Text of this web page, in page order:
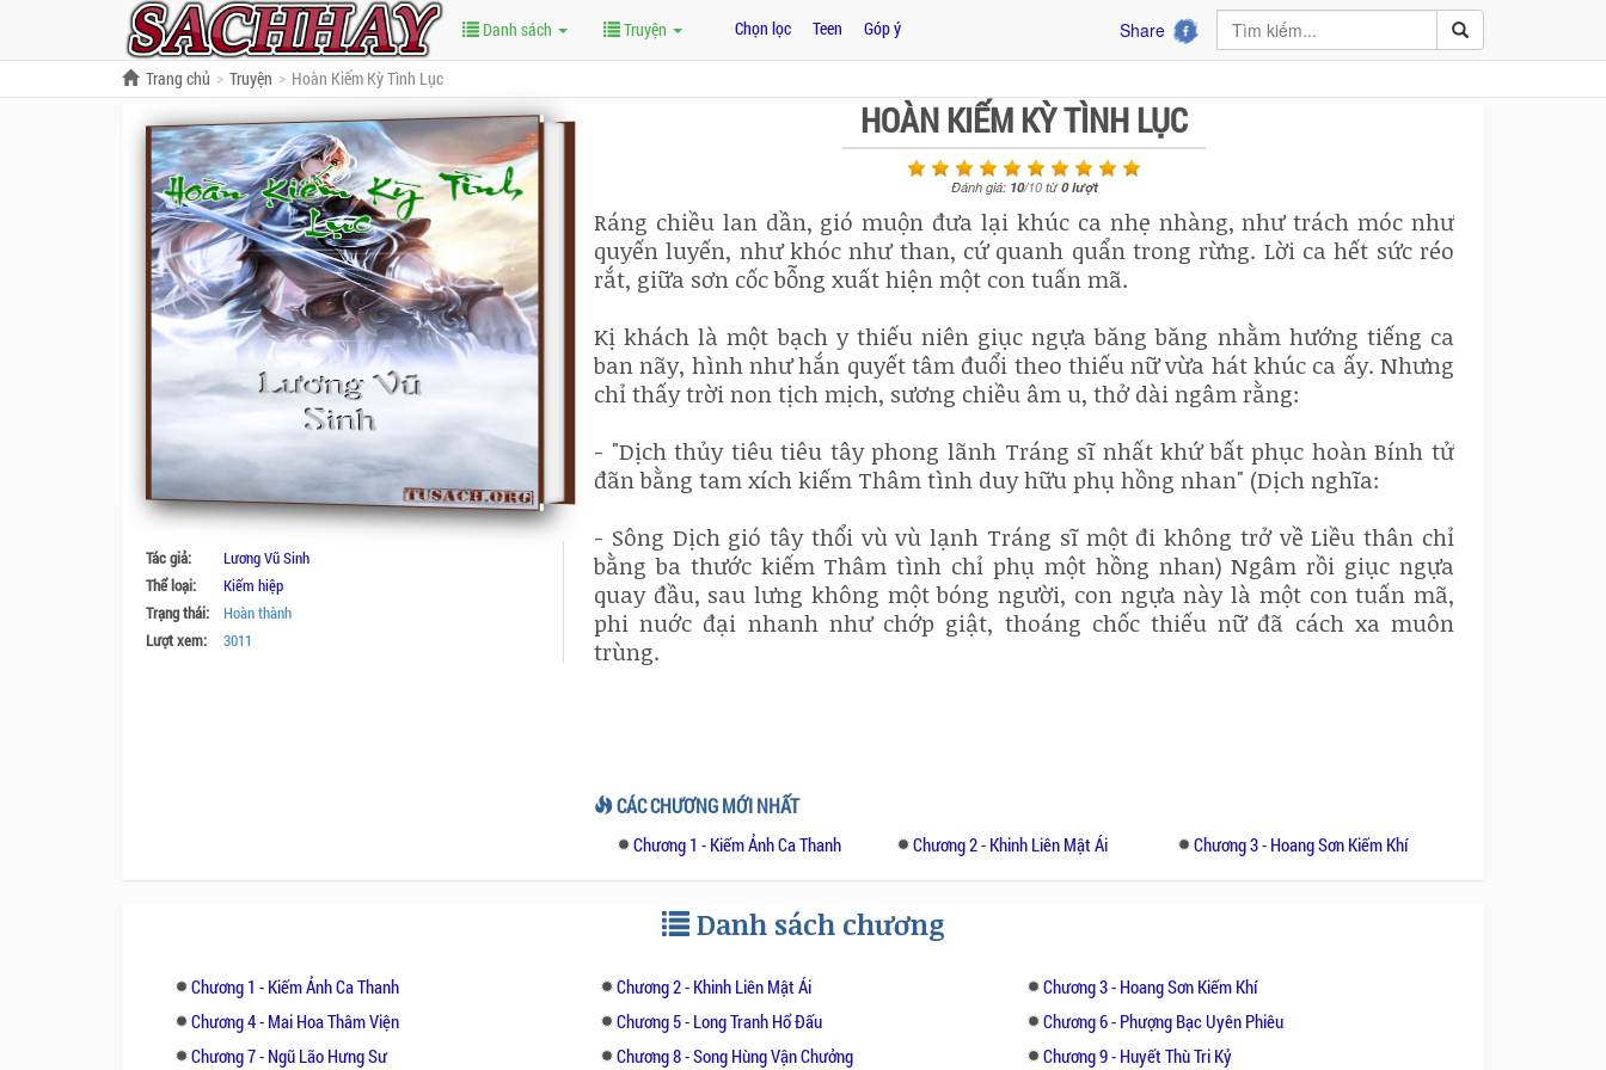
Danh sách Truyện Chọn lọc Teen Góp ý Share
Trang chủ Truyện Hoàn Kiếm Kỳ Tình Lục
Tác giả:
Lương Vũ Sinh
Thể loại:
Kiếm hiệp
Trạng thái:
Hoàn thành
Lượt xem:
3011
HOÀN KIẾM KỲ TÌNH LỤC
Đánh giá: 10/10từ0lượt
Ráng chiều lan dần, gió muộn đưa lại khúc ca nhẹ nhàng, như trách móc như
quyến luyến, như khóc như than, cứ quanh quẩn trong rừng. Lời ca hết sức réo
rắt, giữa sơn cốc bỗng xuất hiện một con tuấn mã.
Kị khách là một bạch y thiếu niên giục ngựa băng băng nhằm hướng tiếng ca
ban nãy, hình như hắn quyết tâm đuổi theo thiếu nữ vừa hát khúc ca ấy. Nhưng
chỉ thấy trời non tịch mịch, sương chiều âm u, thở dài ngâm rằng:
- "Dịch thủy tiêu tiêu tây phong lãnh Tráng sĩ nhất khứ bất phục hoàn Bính tử
đãn bằng tam xích kiếm Thâm tình duy hữu phụ hồng nhan" (Dịch nghĩa:
- Sông Dịch gió tây thổi vù vù lạnh Tráng sĩ một đi không trở về Liều thân chỉ
bằng ba thước kiếm Thâm tình chỉ phụ một hồng nhan) Ngâm rồi giục ngựa
quay đầu, sau lưng không một bóng người, con ngựa này là một con tuấn mã,
phi nuớc đại nhanh như chớp giật, thoáng chốc thiếu nữ đã cách xa muôn
trùng.
CÁC CHƯƠNG MỚI NHẤT
Chương 1 - Kiếm Ảnh Ca Thanh Chương 2 - Khinh Liên Mật Ái Chương 3 - Hoang Sơn Kiếm Khí
Danh sách chương
Chương 1 - Kiếm Ảnh Ca Thanh Chương 2 - Khinh Liên Mật Ái
Chương 3 - Hoang Sơn Kiếm Khí
Chương 4 - Mai Hoa Thâm Viện
Chương 5 - Long Tranh Hổ Đấu
Chương 6 - Phượng Bạc Uyên Phiêu
Chương 7 - Ngũ Lão Hưng Sư
Chương 8 - Song Hùng Vận Chưởng Chương 9 - Huyết Thù Tri Kỷ